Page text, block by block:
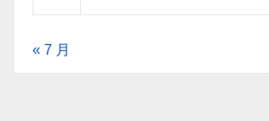
« 7 月